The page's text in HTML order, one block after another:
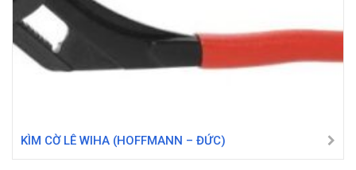
KÌM CỜ LÊ WIHA (HOFFMANN – ĐỨC)